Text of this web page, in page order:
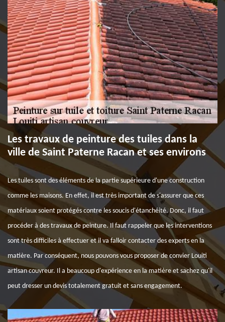
Les travaux de peinture des tuiles dans la
ville de Saint Paterne Racan et ses environs
Les tuiles sont des éléments de la partie supérieure d'une construction
comme les maisons. En effet, il est très important de s'assurer que ces
matériaux soient protégés contre les soucis d'étanchéité. Donc, il faut
procéder à des travaux de peinture. Il faut rappeler que les interventions
sont très difficiles à effectuer et il va falloir contacter des experts en la
matière. Par conséquent, nous pouvons vous proposer de convier Louiti
artisan couvreur. Il a beaucoup d'expérience en la matière et sachez qu'il
peut dresser un devis totalement gratuit et sans engagement.